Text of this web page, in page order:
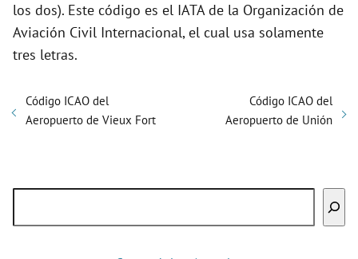
los dos). Este código es el IATA de la Organización de
Aviación Civil Internacional, el cual usa solamente
tres letras.
Código ICAO del
Aeropuerto de Vieux Fort
Código ICAO del
Aeropuerto de Unión